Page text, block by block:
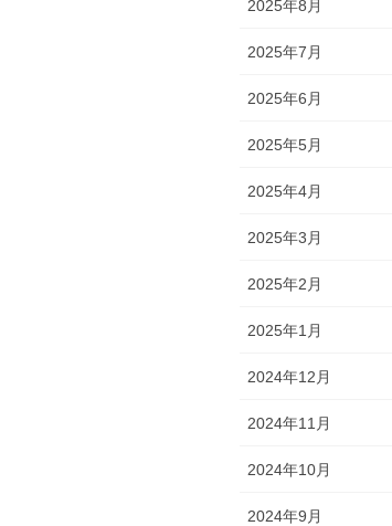
2025年8月
2025年7月
2025年6月
2025年5月
2025年4月
2025年3月
2025年2月
2025年1月
2024年12月
2024年11月
2024年10月
2024年9月